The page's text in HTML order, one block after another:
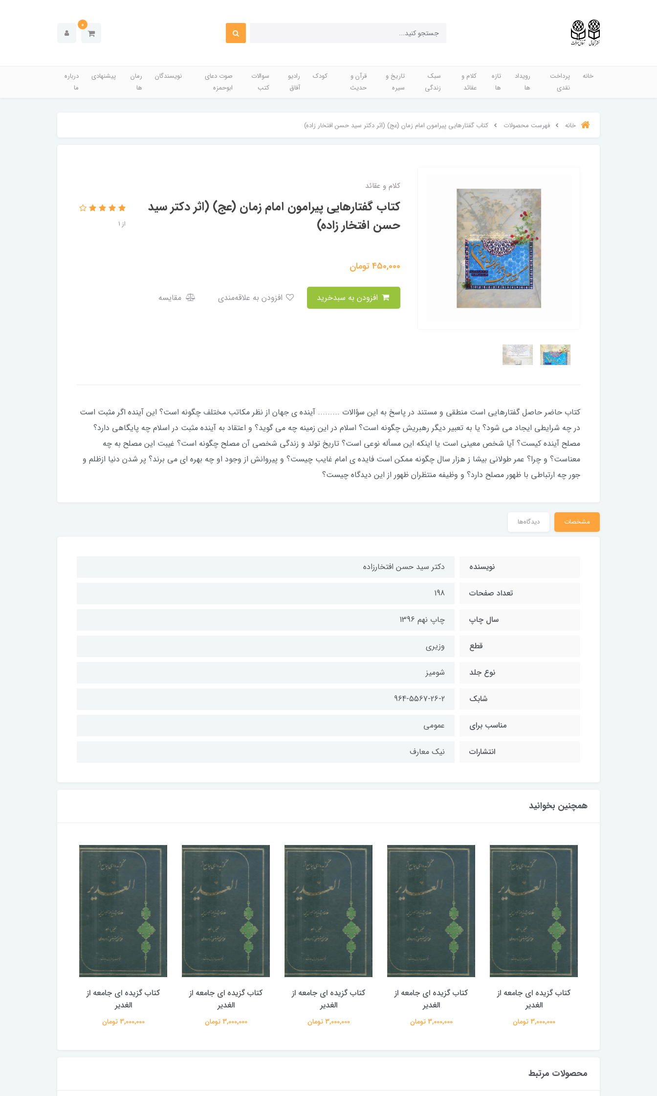
0
خانه
پرداخت
نقدی
رویداد
ها
تازه
ها
کلام و
عقائد
سبک
زندگی
تاریخ و
سیره
قرآن و
حدیث
کودک
رادیو
آفاق
سوالات
کتب
صوت دعای
ابوحمزه
نویسندگان
رمان
ها
پیشنهادی
درباره
ما
خانه فهرست محصولات کتاب گفتارهایی پیرامون امام زمان (عج) (اثر دکتر سید حسن افتخار زاده)
کلام و عقائد
کتاب گفتارهایی پیرامون امام زمان (عج) (اثر دکتر سید
حسن افتخار زاده)
از 1
450,000تومان
مقایسه
کتاب حاضر حاصل گفتارهایی است منطقی و مستند در پاسخ به این سؤالات ......... آینده ی جهان از نظر مکاتب مختلف چگونه است؟ این آینده اگر مثبت است
در چه شرایطی ایجاد می شود؟ یا به تعبیر دیگر رهبریش چگونه است؟ اسلام در این زمینه چه می گوید؟ و اعتقاد به آینده مثبت در اسلام چه پایگاهی دارد؟
مصلح آینده کیست؟ آیا شخص معینی است یا اینکه این مسأله نوعی است؟ تاریخ تولد و زندگی شخصی آن مصلح چگونه است؟ غیبت این مصلح به چه
معناست؟ و چرا؟ عمر طولانی بیشا ز هزار سال چگونه ممکن است فایده ی امام غایب چیست؟ و پیروانش از وجود او چه بهره ای می برند؟ پر شدن دنیا ازظلم و
جور چه ارتباطی با ظهور مصلح دارد؟ و وظیفه منتظران ظهور از این دیدگاه چیست؟
مشخصات دیدگاه‌ها
نويسنده دكتر سيد حسن افتخارزاده
تعداد صفحات 198
سال چاپ چاپ نهم 1396
قطع وزيري
نوع جلد شوميز
شابك 964-5567-26-2
مناسب براي عمومي
انتشارات نيك معارف
همچنین بخوانید
کتاب گزیده ای جامعه از
الغدیر
3,000,000 تومان
کتاب گزیده ای جامعه از
الغدیر
3,000,000 تومان
کتاب گزیده ای جامعه از
الغدیر
3,000,000 تومان
کتاب گزیده ای جامعه از
الغدیر
3,000,000 تومان
کتاب گزیده ای جامعه از
الغدیر
3,000,000 تومان
محصولات مرتبط